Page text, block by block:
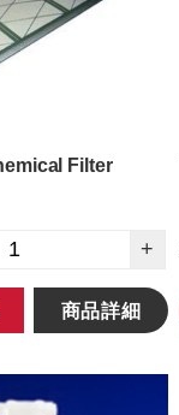
Filter
+
商品詳細